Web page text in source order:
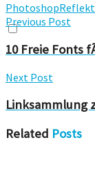
Photoshop
Previous Post
10 Freie Fonts
Next Post
Linksammlung
Related Posts